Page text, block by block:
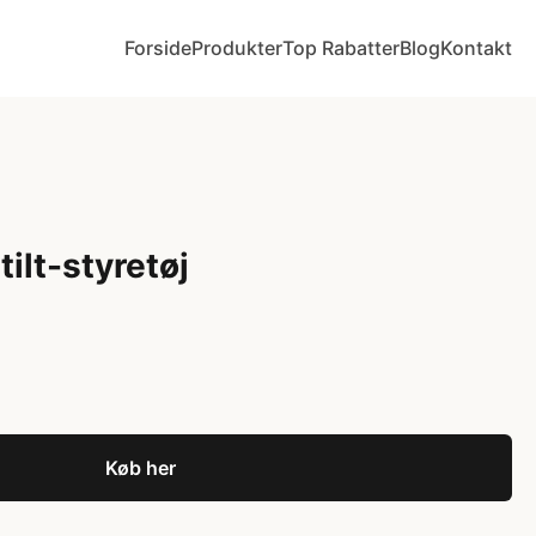
ForsideProdukterTop RabatterBlogKontakt
tilt-styretøj
Køb her